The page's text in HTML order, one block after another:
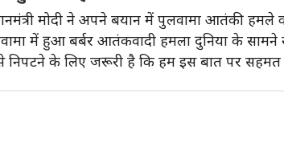
मोदी ने अपने बयान में पुलवामा आतंकी हमले
में हुआ बर्बर आतंकवादी हमला दुनिया के सामने
के लिए जरूरी है कि हम इस बात पर